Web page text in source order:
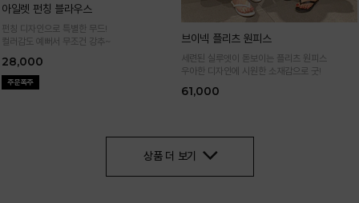
아일렛 펀칭 블라우스
펀칭 디자인으로 특별한 무드!
컬러감도 예뻐서 무조건 강추~
28,000
브이넥 플리츠 원피스
세련된 실루엣이 돋보이는 플리츠 원피스
우아한 디자인에 시원한 소재감으로 굿!
61,000
상품 더 보기